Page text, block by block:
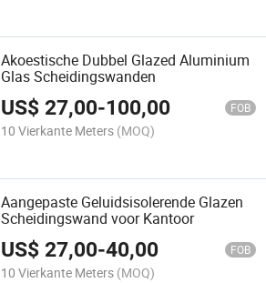
Akoestische Dubbel Glazed Aluminium
Glas Scheidingswanden
US$27,00-100,00 FOB
10 Vierkante Meters (MOQ)
Aangepaste Geluidsisolerende Glazen
Scheidingswand voor Kantoor
US$27,00-40,00 FOB
10 Vierkante Meters (MOQ)